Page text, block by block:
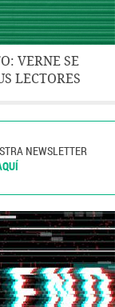
VERNE SE
LECTORES
NEWSLETTER